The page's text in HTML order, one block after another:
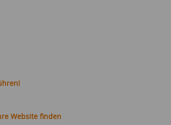
Website finden